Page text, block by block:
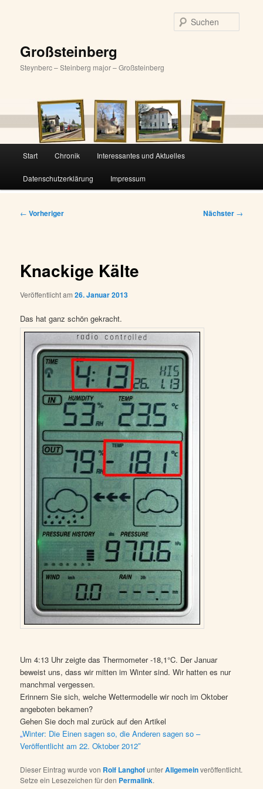
Großsteinberg
Steynberc – Steinberg major – Großsteinberg
Start Chronik Interessantes und Aktuelles
Datenschutzerklärung Impressum
Beitragsnavigation
← Vorheriger Nächster →
Knackige Kälte
Veröffentlicht am26. Januar 2013
Das hat ganz schön gekracht.
Um 4:13 Uhr zeigte das Thermometer -18,1°C. Der Januar
beweist uns, dass wir mitten im Winter sind. Wir hatten es nur
manchmal vergessen.
Erinnern Sie sich, welche Wettermodelle wir noch im Oktober
angeboten bekamen?
Gehen Sie doch mal zurück auf den Artikel
„Winter: Die Einen sagen so, die Anderen sagen so –
Veröffentlicht am22. Oktober 2012″
Dieser Eintrag wurde von Rolf LanghofunterAllgemeinveröffentlicht.
Setze ein Lesezeichen für den Permalink.